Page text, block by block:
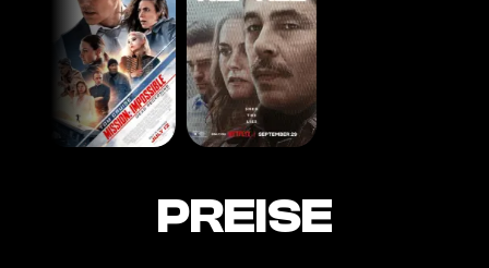
PREISE